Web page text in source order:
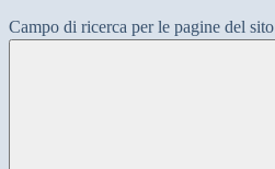
Campo di ricerca per le pagine del sito